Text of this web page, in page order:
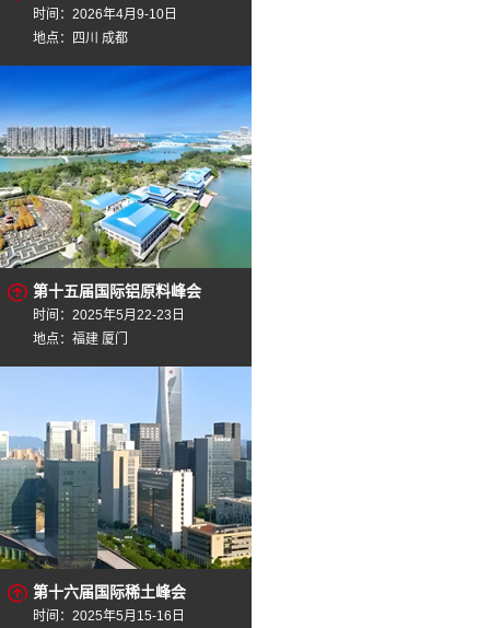
时间：2026年4月9-10日
地点：四川 成都
第十五届国际铝原料峰会
时间：2025年5月22-23日
地点：福建 厦门
第十六届国际稀土峰会
时间：2025年5月15-16日